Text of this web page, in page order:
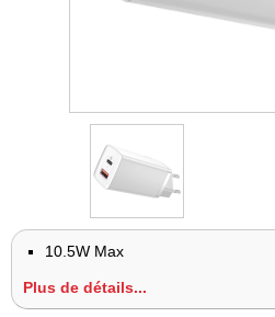
10.5W Max
Plus de détails...